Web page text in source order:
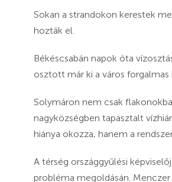
Sokan a strandokon kerestek
hozták el.
Békéscsabán napok óta
osztott már ki a város forgalmas
Solymáron nem csak
nagyközségben tapasztalt
hiánya okozza, hanem a
A térség országgyűlési
probléma megoldásán.